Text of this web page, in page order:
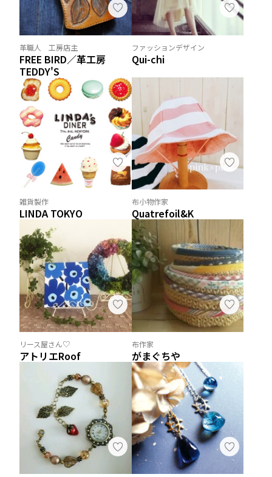
革職人 工房店主
FREE BIRD／革工房
TEDDY'S
ファッションデザイン
Qui-chi
雑貨製作
LINDA TOKYO
布小物作家
Quatrefoil&K
リース屋さん♡
アトリエRoof
布作家
がまぐちや